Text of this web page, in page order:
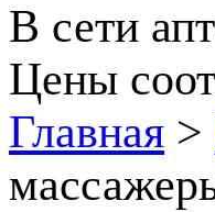
В сети
Цены
Главная >